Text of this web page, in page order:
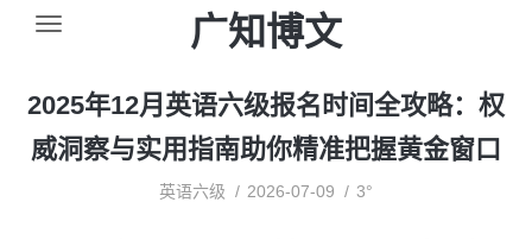
广知博文
2025年12月英语六级报名时间全攻略：权
威洞察与实用指南助你精准把握黄金窗口
英语六级 2026-07-09 3°